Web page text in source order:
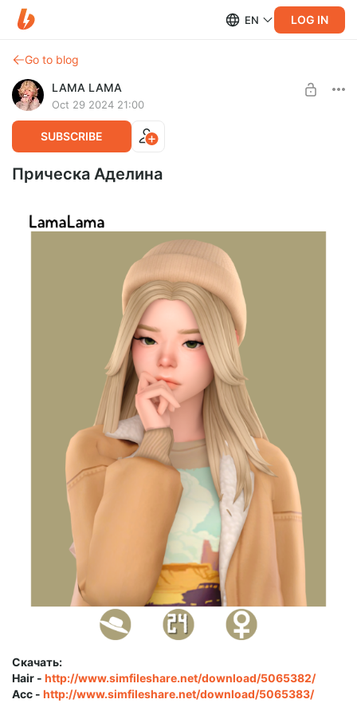
EN LOG IN
Go to blog
LAMA LAMA
Oct 29 2024 21:00
SUBSCRIBE
Прическа Аделина
Скачать:
Hair - http://www.simfileshare.net/download/5065382/
Acc - http://www.simfileshare.net/download/5065383/